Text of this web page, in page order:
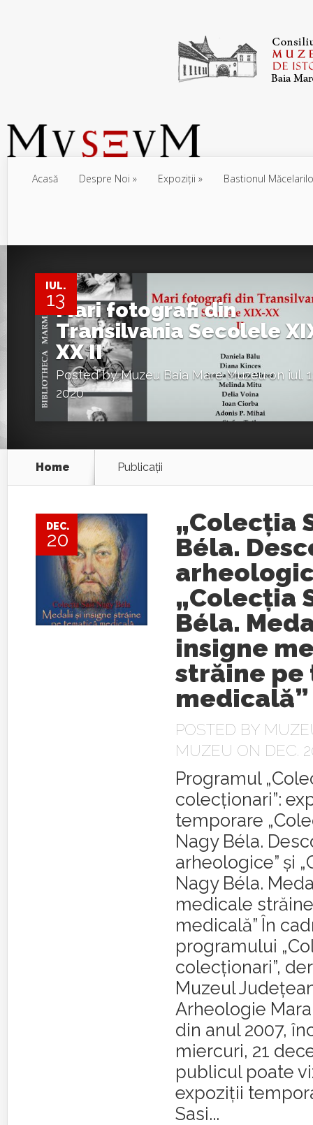
Acasă Despre Noi Expoziţii Bastionul
IUL.
13
0
Mari fotografi din
Transilvania Secolele
XX II
Posted byMuzeu Baia Mare Muzeuon iul.
2020
Home Publicaţii
DEC.
20
„Colecția
Béla.
„Colecția
Béla.
insigne
străine
medicală”
POSTED BY
MUZEU ON DEC.
Programul
colecționari”:
temporare
Nagy Béla.
arheologice” și
Nagy Béla.
medicale
medicală” În
programului
colecționari”,
Muzeul
Arheologie
din anul 2007,
miercuri, 21
publicul poate
expoziții
Sasi...